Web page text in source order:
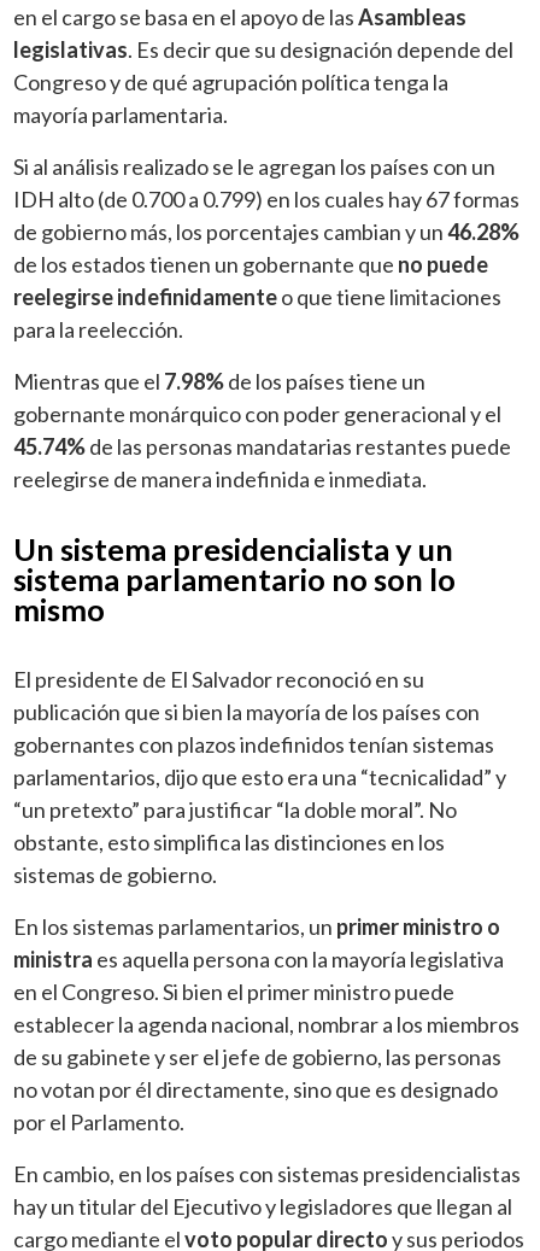
en el cargo se basa en el apoyo de lasAsambleas
legislativas. Es decir que su designación depende del
Congreso y de qué agrupación política tenga la
mayoría parlamentaria.
Si al análisis realizado se le agregan los países con un
IDH alto (de 0.700 a 0.799) en los cuales hay 67 formas
de gobierno más, los porcentajes cambian y un46.28%
de los estados tienen un gobernante que no puede
reelegirse indefinidamenteo que tiene limitaciones
para la reelección.
Mientras que el 7.98%de los países tiene un
gobernante monárquico con poder generacional y el
45.74%de las personas mandatarias restantes puede
reelegirse de manera indefinida e inmediata.
Un sistema presidencialista y un
sistema parlamentario no son lo
mismo
El presidente de El Salvador reconoció en su
publicación que si bien la mayoría de los países con
gobernantes con plazos indefinidos tenían sistemas
parlamentarios, dijo que esto era una “tecnicalidad” y
“un pretexto” para justificar “la doble moral”. No
obstante, esto simplifica las distinciones en los
sistemas de gobierno.
En los sistemas parlamentarios, un primer ministro o
ministra es aquella persona con la mayoría legislativa
en el Congreso. Si bien el primer ministro puede
establecer la agenda nacional, nombrar a los miembros
de su gabinete y ser el jefe de gobierno, las personas
no votan por él directamente, sino que es designado
por el Parlamento.
En cambio, en los países con sistemas presidencialistas
hay un titular del Ejecutivo y legisladores que llegan al
cargo mediante elvoto popular directoy sus periodos